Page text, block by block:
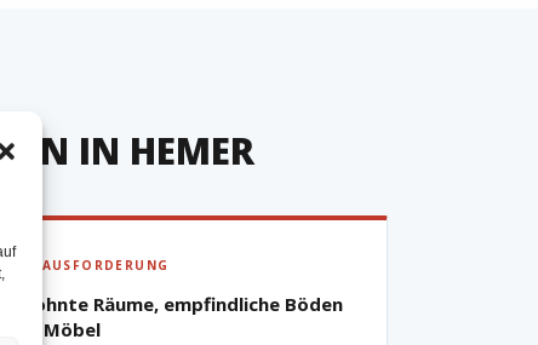
IN HEMER
▶ HERAUSFORDERUNG
Bewohnte Räume, empfindliche Böden
oder Möbel